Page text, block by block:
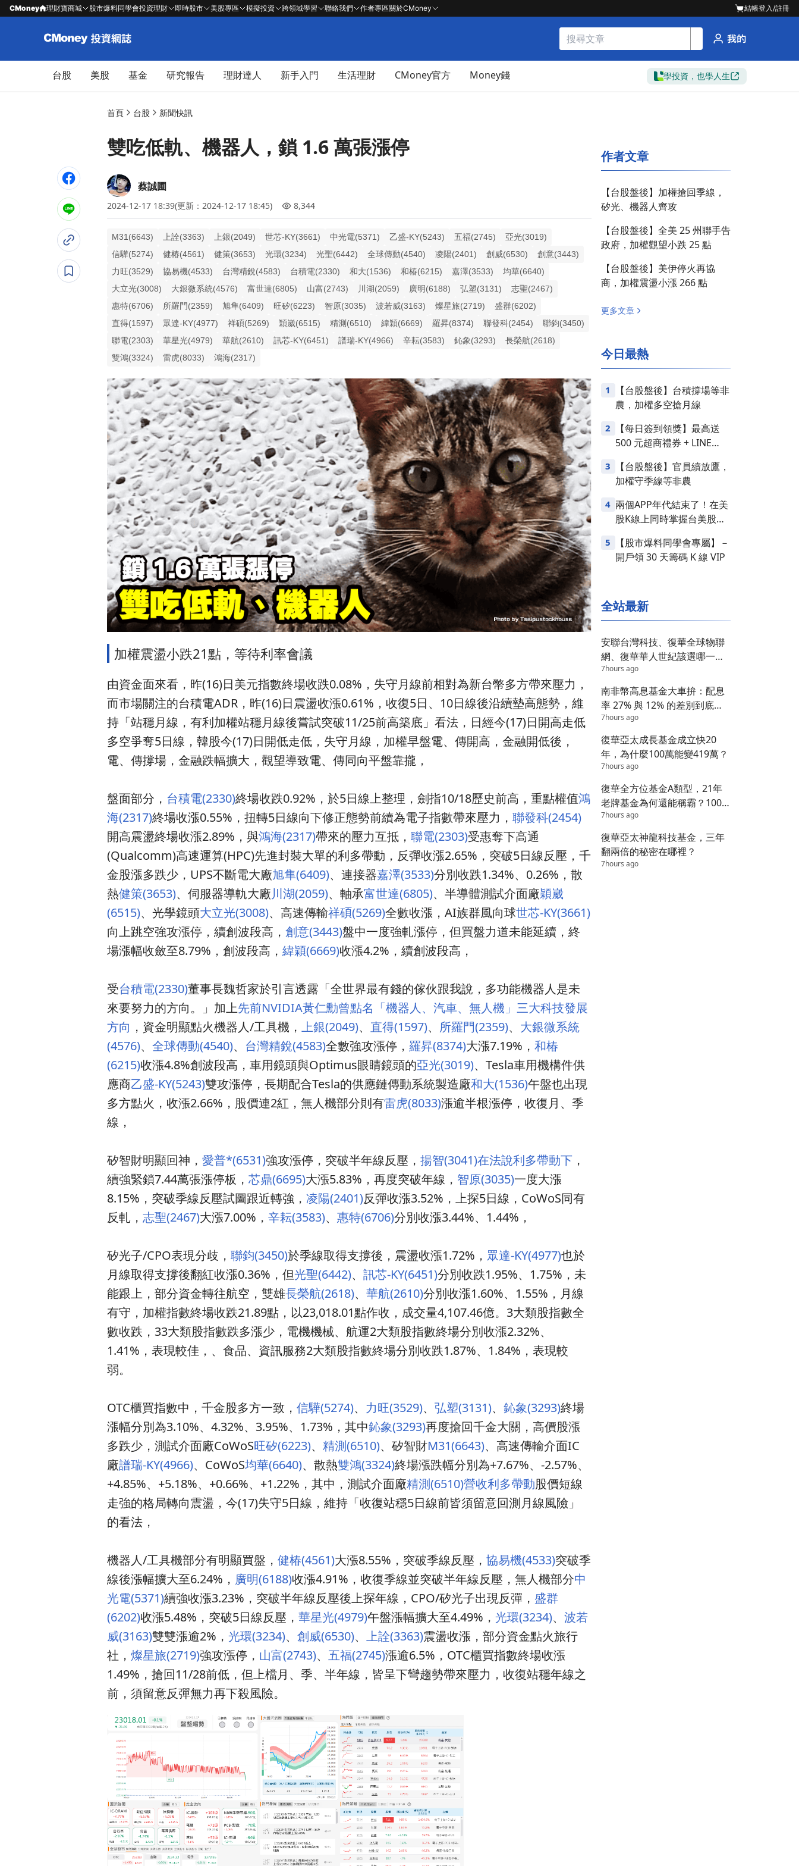
CMoney 理財寶商城 股市爆料同學會投資理財 即時股市 美股專區 模擬投資 跨領域學習 聯絡我們 作者專區關於CMoney 結帳登入/註冊
台股 美股 基金 研究報告 理財達人 新手入門 生活理財 CMoney官方 Money錢 學投資，也學人生
首頁 台股 新聞快訊
雙吃低軌、機器人，鎖 1.6 萬張漲停
蔡誠圃
2024-12-17 18:39(更新：2024-12-17 18:45) 8,344
M31(6643) 上詮(3363) 上銀(2049) 世芯-KY(3661) 中光電(5371) 乙盛-KY(5243) 五福(2745)
亞光(3019)
信驊(5274)
健椿(4561) 健策(3653) 光環(3234) 光聖(6442) 全球傳動(4540) 凌陽(2401) 創威(6530)
創意(3443)
力旺(3529)
協易機(4533) 台灣精銳(4583) 台積電(2330) 和大(1536) 和椿(6215) 嘉澤(3533)
均華(6640)
大立光(3008)
大銀微系統(4576) 富世達(6805) 山富(2743) 川湖(2059) 廣明(6188) 弘塑(3131)
志聖(2467)
惠特(6706)
所羅門(2359) 旭隼(6409) 旺矽(6223) 智原(3035) 波若威(3163) 燦星旅(2719)
盛群(6202)
直得(1597)
眾達-KY(4977) 祥碩(5269) 穎崴(6515) 精測(6510) 緯穎(6669) 羅昇(8374) 聯發科(2454)
聯鈞(3450)
聯電(2303)
華星光(4979) 華航(2610) 訊芯-KY(6451) 譜瑞-KY(4966) 辛耘(3583) 鈊象(3293)
長榮航(2618)
雙鴻(3324)
雷虎(8033) 鴻海(2317)
加權震盪小跌21點，等待利率會議
由資金面來看，昨(16)日美元指數終場收跌0.08%，失守月線前相對為新台幣多方帶來壓力，
而市場關注的台積電ADR，昨(16)日震盪收漲0.61%，收復5日、10日線後沿續墊高態勢，維
持「站穩月線，有利加權站穩月線後嘗試突破11/25前高築底」看法，日經今(17)日開高走低
多空爭奪5日線，韓股今(17)日開低走低，失守月線，加權早盤電、傳開高，金融開低後，
電、傳撐場，金融跌幅擴大，觀望導致電、傳同向平盤靠攏，
盤面部分， 台積電(2330)終場收跌0.92%，於5日線上整理，劍指10/18歷史前高，重點權值鴻
海(2317)終場收漲0.55%，扭轉5日線向下修正態勢前續為電子指數帶來壓力， 聯發科(2454)
開高震盪終場收漲2.89%，與鴻海(2317)帶來的壓力互抵， 聯電(2303)受惠奪下高通
(Qualcomm)高速運算(HPC)先進封裝大單的利多帶動，反彈收漲2.65%，突破5日線反壓，千
金股漲多跌少，UPS不斷電大廠旭隼(6409)、連接器嘉澤(3533)分別收跌1.34%、0.26%，散
熱健策(3653)、伺服器導軌大廠川湖(2059)、軸承富世達(6805)、半導體測試介面廠穎崴
(6515)、光學鏡頭大立光(3008)、高速傳輸祥碩(5269)全數收漲，AI族群風向球世芯-KY(3661)
向上跳空強攻漲停，續創波段高， 創意(3443)盤中一度強軋漲停，但買盤力道未能延續，終
場漲幅收斂至8.79%，創波段高， 緯穎(6669)收漲4.2%，續創波段高，
受台積電(2330)董事長魏哲家於引言透露「全世界最有錢的傢伙跟我說，多功能機器人是未
來要努力的方向。」加上先前NVIDIA黃仁勳曾點名「機器人、汽車、無人機」三大科技發展
方向 ，資金明顯點火機器人/工具機， 上銀(2049)、 直得(1597)、 所羅門(2359)、 大銀微系統
(4576)、 全球傳動(4540)、 台灣精銳(4583)全數強攻漲停， 羅昇(8374)大漲7.19%， 和椿
(6215)收漲4.8%創波段高，車用鏡頭與Optimus眼睛鏡頭的亞光(3019)、Tesla車用機構件供
應商乙盛-KY(5243)雙攻漲停，長期配合Tesla的供應鏈傳動系統製造廠和大(1536)午盤也出現
多方點火，收漲2.66%，股價連2紅，無人機部分則有雷虎(8033)漲逾半根漲停，收復月、季
線，
矽智財明顯回神， 愛普*(6531)強攻漲停，突破半年線反壓， 揚智(3041)在法說利多帶動下 ，
續強緊鎖7.44萬張漲停板， 芯鼎(6695)大漲5.83%，再度突破年線， 智原(3035)一度大漲
8.15%，突破季線反壓試圖跟近轉強， 凌陽(2401)反彈收漲3.52%，上探5日線，CoWoS同有
反軋， 志聖(2467)大漲7.00%， 辛耘(3583)、 惠特(6706)分別收漲3.44%、1.44%，
矽光子/CPO表現分歧， 聯鈞(3450)於季線取得支撐後，震盪收漲1.72%， 眾達-KY(4977)也於
月線取得支撐後翻紅收漲0.36%，但光聖(6442)、 訊芯-KY(6451)分別收跌1.95%、1.75%，未
能跟上，部分資金轉往航空，雙雄長榮航(2618)、 華航(2610)分別收漲1.60%、1.55%，月線
有守，加權指數終場收跌21.89點，以23,018.01點作收，成交量4,107.46億。3大類股指數全
數收跌，33大類股指數跌多漲少，電機機械、航運2大類股指數終場分別收漲2.32%、
1.41%，表現較佳，、食品、資訊服務2大類股指數終場分別收跌1.87%、1.84%，表現較
弱。
OTC櫃買指數中，千金股多方一致， 信驊(5274)、 力旺(3529)、 弘塑(3131)、 鈊象(3293)終場
漲幅分別為3.10%、4.32%、3.95%、1.73%，其中鈊象(3293)再度搶回千金大關，高價股漲
多跌少，測試介面廠CoWoS旺矽(6223)、 精測(6510)、矽智財M31(6643)、高速傳輸介面IC
廠譜瑞-KY(4966)、CoWoS均華(6640)、散熱雙鴻(3324)終場漲跌幅分別為+7.67%、-2.57%、
+4.85%、+5.18%、+0.66%、+1.22%，其中，測試介面廠精測(6510)營收利多帶動股價短線
走強的格局轉向震盪，今(17)失守5日線，維持「收復站穩5日線前皆須留意回測月線風險」
的看法，
機器人/工具機部分有明顯買盤， 健椿(4561)大漲8.55%，突破季線反壓， 協易機(4533)突破季
線後漲幅擴大至6.24%， 廣明(6188)收漲4.91%，收復季線並突破半年線反壓，無人機部分中
光電(5371)續強收漲3.23%，突破半年線反壓後上探年線，CPO/矽光子出現反彈， 盛群
(6202)收漲5.48%，突破5日線反壓， 華星光(4979)午盤漲幅擴大至4.49%， 光環(3234)、 波若
威(3163)雙雙漲逾2%， 光環(3234)、 創威(6530)、 上詮(3363)震盪收漲，部分資金點火旅行
社， 燦星旅(2719)強攻漲停， 山富(2743)、 五福(2745)漲逾6.5%，OTC櫃買指數終場收漲
1.49%，搶回11/28前低，但上檔月、季、半年線，皆呈下彎趨勢帶來壓力，收復站穩年線之
前，須留意反彈無力再下殺風險。
作者文章
【台股盤後】加權搶回季線，
矽光、機器人齊攻
【台股盤後】全美 25 州聯手告
政府，加權觀望小跌 25 點
【台股盤後】美伊停火再協
商，加權震盪小漲 266 點
更多文章
今日最熱
1
【台股盤後】台積撐場等非
農，加權多空搶月線
2
【每日簽到領獎】最高送
500 元超商禮券 + LINE
3
【台股盤後】官員續放鷹，
加權守季線等非農
4 兩個APP年代結束了！在美
股K線上同時掌握台美股損
5
【股市爆料同學會專屬】－
開戶領 30 天籌碼 K 線 VIP
全站最新
安聯台灣科技、復華全球物聯
網、復華華人世紀該選哪一
檔？答案在這 3 個維度
7hours ago
南非幣高息基金大車拚：配息
率 27% 與 12% 的差別到底在
哪？
7hours ago
復華亞太成長基金成立快20
年，為什麼100萬能變419萬？
7hours ago
復華全方位基金A類型，21年
老牌基金為何還能稱霸？100
萬變1800萬的秘密
7hours ago
復華亞太神龍科技基金，三年
翻兩倍的秘密在哪裡？
7hours ago